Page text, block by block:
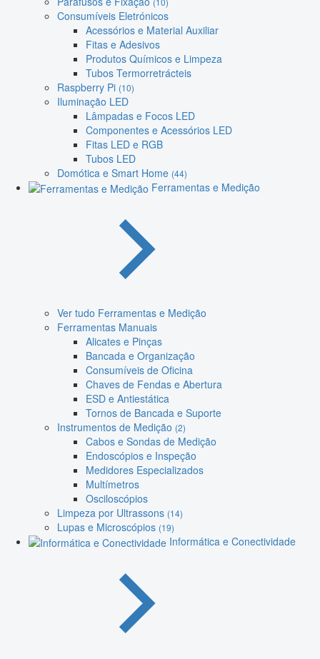
Consumíveis Eletrónicos
Acessórios e Material Auxiliar
Fitas e Adesivos
Produtos Químicos e Limpeza
Tubos Termorretrácteis
Raspberry Pi (10)
Iluminação LED
Lâmpadas e Focos LED
Componentes e Acessórios LED
Fitas LED e RGB
Tubos LED
Domótica e Smart Home (44)
Ferramentas e Medição
Ver tudo Ferramentas e Medição
Ferramentas Manuais
Alicates e Pinças
Bancada e Organização
Consumíveis de Oficina
Chaves de Fendas e Abertura
ESD e Antiestática
Tornos de Bancada e Suporte
Instrumentos de Medição (2)
Cabos e Sondas de Medição
Endoscópios e Inspeção
Medidores Especializados
Multímetros
Osciloscópios
Limpeza por Ultrassons (14)
Lupas e Microscópios (19)
Informática e Conectividade